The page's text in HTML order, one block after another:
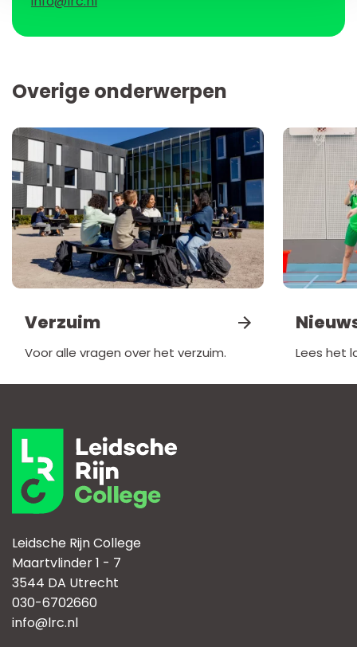
Overige onderwerpen
Verzuim
Voor alle vragen over het verzuim. Lees het
Leidsche Rijn College
Maartvlinder 1 - 7
3544 DA Utrecht
030-6702660
info@lrc.nl